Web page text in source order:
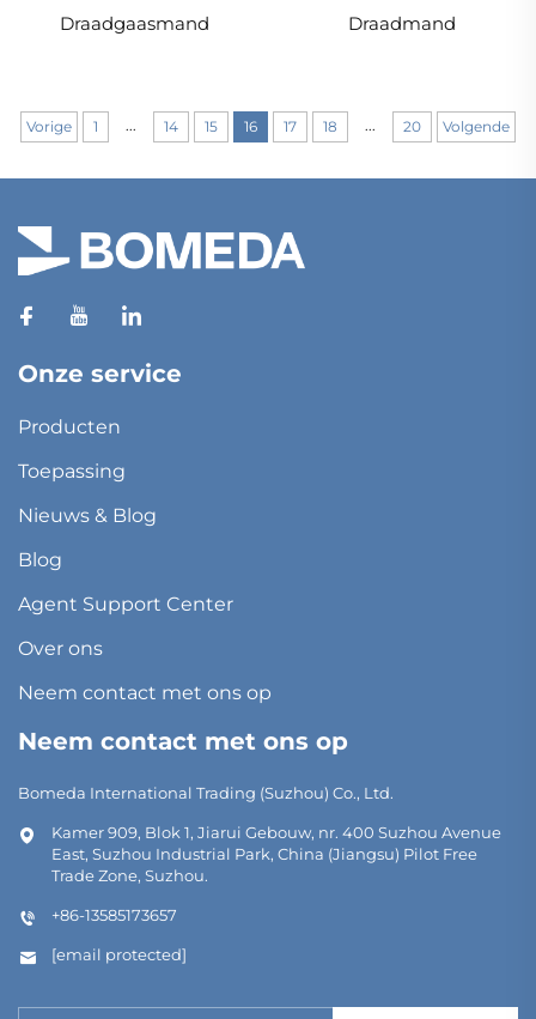
Draadgaasmand Draadmand
Vorige 1 ... 14 15 16 17 18 ... 20 Volgende
Onze service
Producten
Toepassing
Nieuws & Blog
Blog
Agent Support Center
Over ons
Neem contact met ons op
Neem contact met ons op
Bomeda International Trading (Suzhou) Co., Ltd.
Kamer 909, Blok 1, Jiarui Gebouw, nr. 400 Suzhou Avenue
East, Suzhou Industrial Park, China (Jiangsu) Pilot Free
Trade Zone, Suzhou.
+86-13585173657
[email protected]